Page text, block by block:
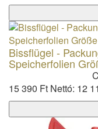
Bissflügel -
Speicherfolien
15 390 Ft Nettó: 12